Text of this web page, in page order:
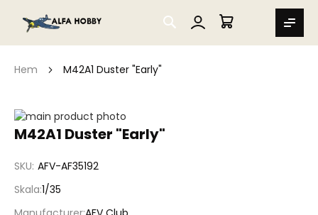
SEARCH
MIN VARUKORG
Hem M42A1 Duster "Early"
M42A1 Duster "Early"
SKU AFV-AF35192
Skala 1/35
Hoppa
till
bildgalleriet
Hoppa
av
bildgalleriet